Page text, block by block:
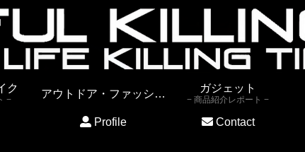
ク
アウトドア・ファッション
ガジェット
商品紹介レポート
Profile Contact